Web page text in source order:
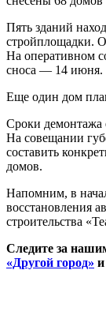
Пять зданий
стройплощадки.
На оперативном
сноса — 14 июня.
Еще один дом
Сроки демонтажа
На совещании
составить
домов.
Напомним, в
восстановления
строительства
Следите за
«Другой город» и